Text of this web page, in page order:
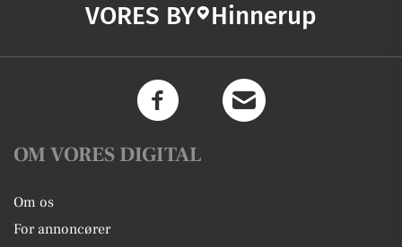
VORES BY Hinnerup
OM VORES DIGITAL
Om os
For annoncører